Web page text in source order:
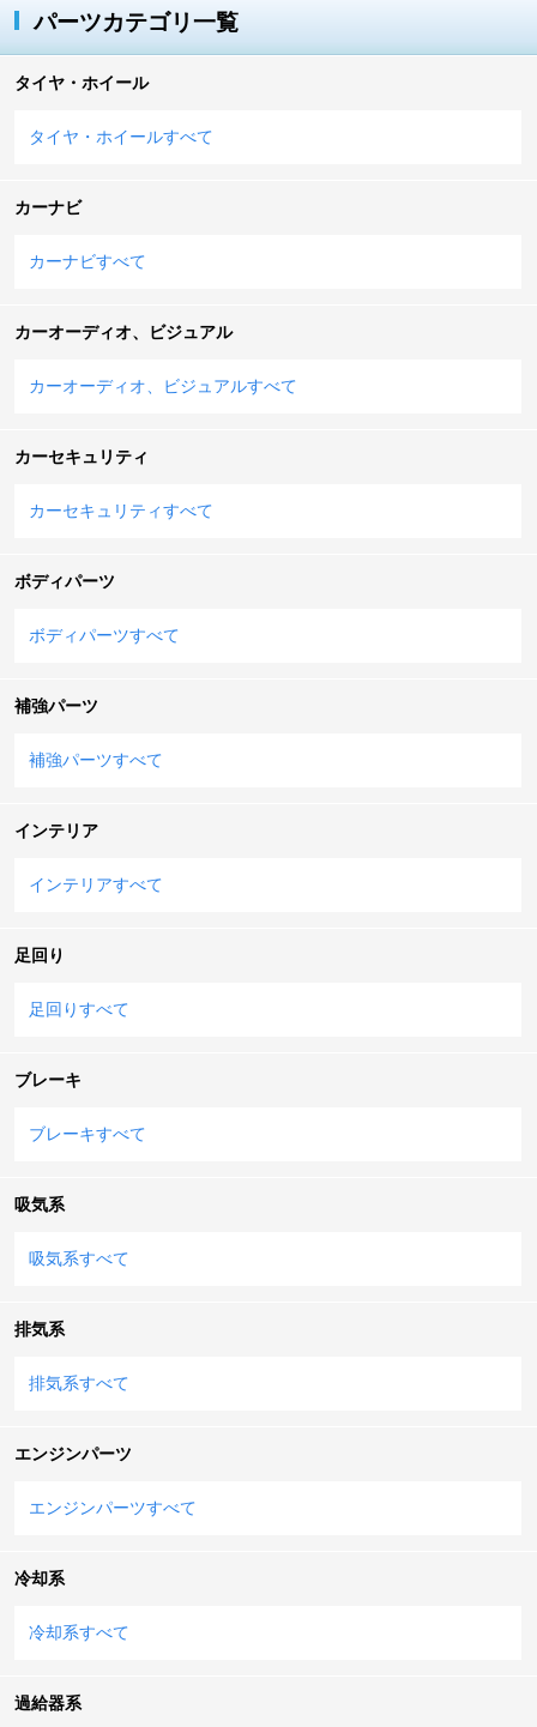
パーツカテゴリ一覧
タイヤ・ホイール
タイヤ・ホイールすべて
カーナビ
カーナビすべて
カーオーディオ、ビジュアル
カーオーディオ、ビジュアルすべて
カーセキュリティ
カーセキュリティすべて
ボディパーツ
ボディパーツすべて
補強パーツ
補強パーツすべて
インテリア
インテリアすべて
足回り
足回りすべて
ブレーキ
ブレーキすべて
吸気系
吸気系すべて
排気系
排気系すべて
エンジンパーツ
エンジンパーツすべて
冷却系
冷却系すべて
過給器系